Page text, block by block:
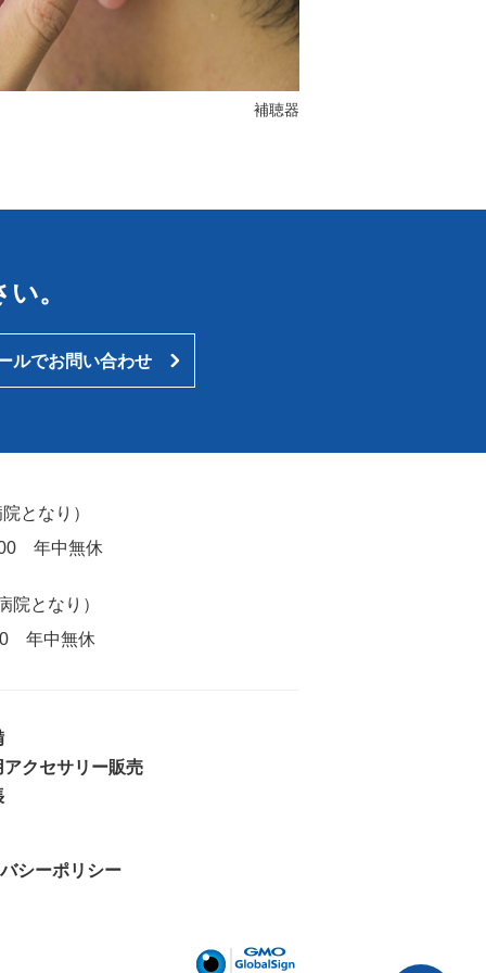
補聴器
。
ルでお問い合わせ
となり）
年中無休
院となり）
年中無休
アクセサリー販売
シーポリシー